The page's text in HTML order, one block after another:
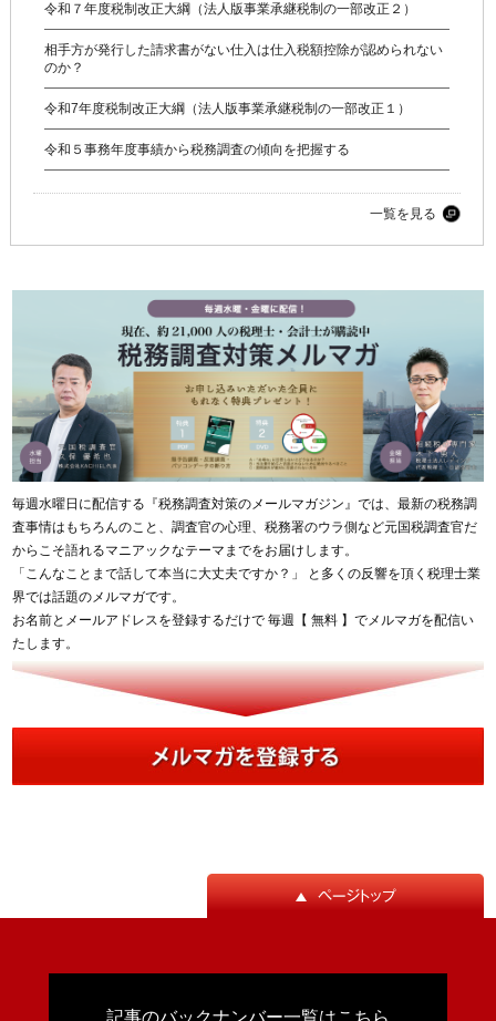
令和７年度税制改正大綱（法人版事業承継税制の一部改正２）
相手方が発行した請求書がない仕入は仕入税額控除が認められない
のか？
令和7年度税制改正大綱（法人版事業承継税制の一部改正１）
令和５事務年度事績から税務調査の傾向を把握する
一覧を見る
毎週水曜日に配信する『税務調査対策のメールマガジン』では、最新の税務調
査事情はもちろんのこと、調査官の心理、税務署のウラ側など元国税調査官だ
からこそ語れるマニアックなテーマまでをお届けします。
「こんなことまで話して本当に大丈夫ですか？」 と多くの反響を頂く税理士業
界では話題のメルマガです。
お名前とメールアドレスを登録するだけで 毎週【 無料 】でメルマガを配信い
たします。
記事のバックナンバー一覧はこちら